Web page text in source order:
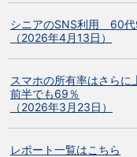
シニアのSNS利用 60
（2026年4月13日）
スマホの所有率はさら
前半でも69％
（2026年3月23日）
レポート一覧はこちら